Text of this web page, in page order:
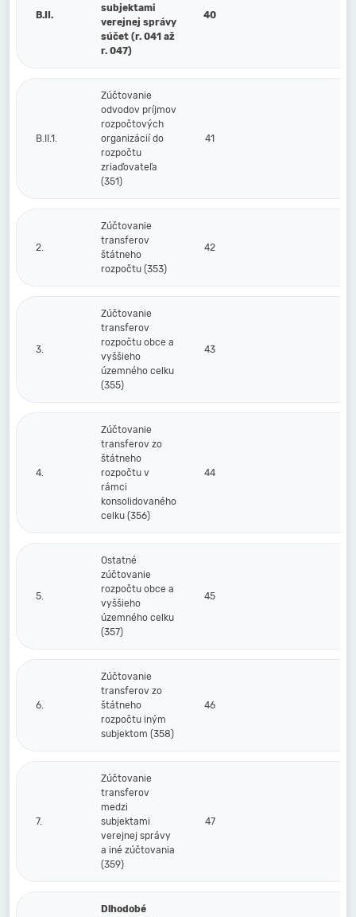
B.II.
subjektami
verejnej správy
súčet (r. 041 až
r. 047)
40
B.II.1.
Zúčtovanie
odvodov príjmov
rozpočtových
organizácií do
rozpočtu
zriaďovateľa
(351)
41
2.
Zúčtovanie
transferov
štátneho
rozpočtu (353)
42
3.
Zúčtovanie
transferov
rozpočtu obce a
vyššieho
územného celku
(355)
43
4.
Zúčtovanie
transferov zo
štátneho
rozpočtu v
rámci
konsolidovaného
celku (356)
44
5.
Ostatné
zúčtovanie
rozpočtu obce a
vyššieho
územného celku
(357)
45
6.
Zúčtovanie
transferov zo
štátneho
rozpočtu iným
subjektom (358)
46
7.
Zúčtovanie
transferov
medzi
subjektami
verejnej správy
a iné zúčtovania
(359)
47
Dlhodobé